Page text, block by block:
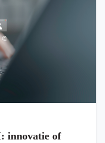
innovatie of